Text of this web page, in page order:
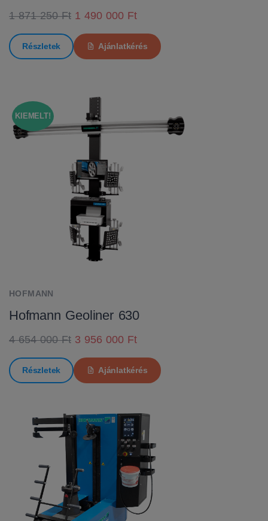
1 871 250 Ft 1 490 000 Ft
Részletek Ajánlatkérés
KIEMELT!
HOFMANN
Hofmann Geoliner 630
4 654 000 Ft 3 956 000 Ft
Részletek Ajánlatkérés